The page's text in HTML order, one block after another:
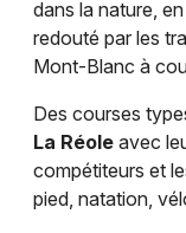
dans la nature,
redouté par les
Mont-Blanc à
Des courses
La Réole avec
compétiteurs et
pied, natation,